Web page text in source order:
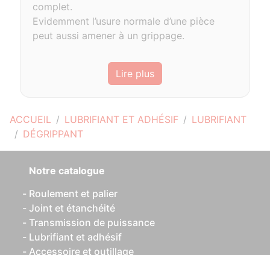
ACCUEIL LUBRIFIANT ET ADHÉSIF
LUBRIFIANT
DÉGRIPPANT
complet.
Evidemment l’usure normale d’une pièce
peut aussi amener à un grippage.
Lire plus
Notre catalogue
Roulement et palier
Joint et étanchéité
Transmission de puissance
Lubrifiant et adhésif
Accessoire et outillage